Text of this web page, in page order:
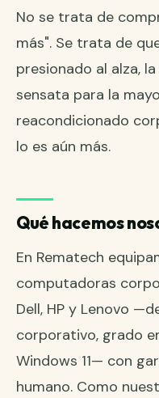
No se trata de
más". Se trata de
presionado al alza,
sensata para la
reacondicionado
lo es aún más.
Qué hacemos
En Rematech
computadoras
Dell, HP y Lenovo
corporativo, grado
Windows 11— con
humano. Como